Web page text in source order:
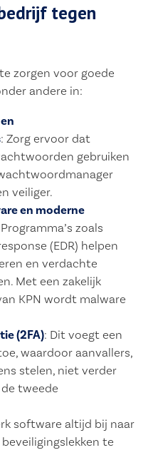
tegen
zorgen voor goede
andere in:
: Zorg ervoor dat
gebruiken
veiliger.
en moderne
zoals
(EDR) helpen
en verdachte
Met een zakelijk
KPN wordt malware
(2FA): Dit voegt een
waardoor aanvallers,
stelen, niet verder
tweede
software altijd bij naar
te